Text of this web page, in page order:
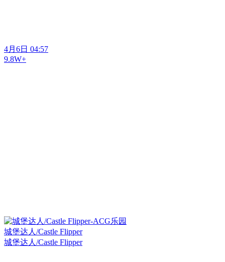
4月6日 04:57
9.8W+
城堡达人/Castle Flipper
城堡达人/Castle Flipper